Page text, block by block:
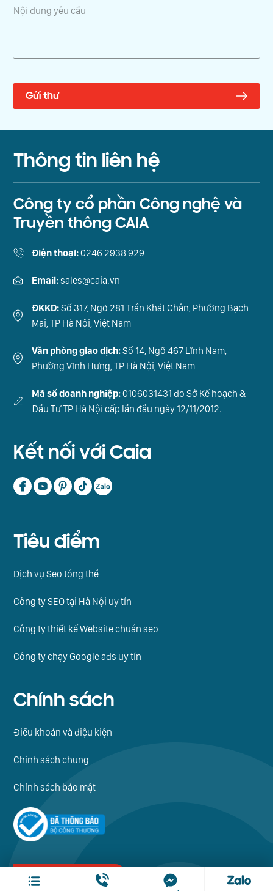
Thông tin liên hệ
Công ty cổ phần Công nghệ và
Truyền thông CAIA
Điện thoại:0246 2938 929
Email:sales@caia.vn
ĐKKD:Số 317, Ngõ 281 Trần Khát Chân, Phường Bạch
Mai, TP Hà Nội, Việt Nam
Văn phòng giao dịch:Số 14, Ngõ 467 Lĩnh Nam,
Phường Vĩnh Hưng, TP Hà Nội, Việt Nam
Mã số doanh nghiệp:0106031431 do Sở Kế hoạch &
Đầu Tư TP Hà Nội cấp lần đầu ngày 12/11/2012.
Kết nối với Caia
Tiêu điểm
Dịch vụ Seo tổng thể
Công ty SEO tại Hà Nội uy tín
Công ty thiết kế Website chuẩn seo
Công ty chạy Google ads uy tín
Chính sách
Điều khoản và điệu kiện
Chính sách chung
Chính sách bảo mật
Thiết kế website: caia.vn